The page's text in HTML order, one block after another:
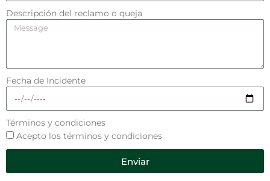
Descripción del reclamo o queja
Fecha de Incidente
Términos y condiciones
Acepto los términos y condiciones
Enviar